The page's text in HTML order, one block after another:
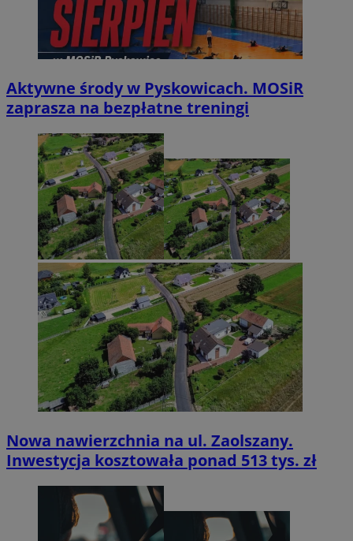
Aktywne środy w Pyskowicach. MOSiR
zaprasza na bezpłatne treningi
Nowa nawierzchnia na ul. Zaolszany.
Inwestycja kosztowała ponad 513 tys. zł